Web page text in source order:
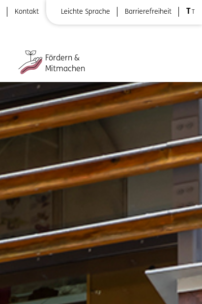
Kontakt Leichte Sprache Barrierefreiheit
Fördern &
Mitmachen